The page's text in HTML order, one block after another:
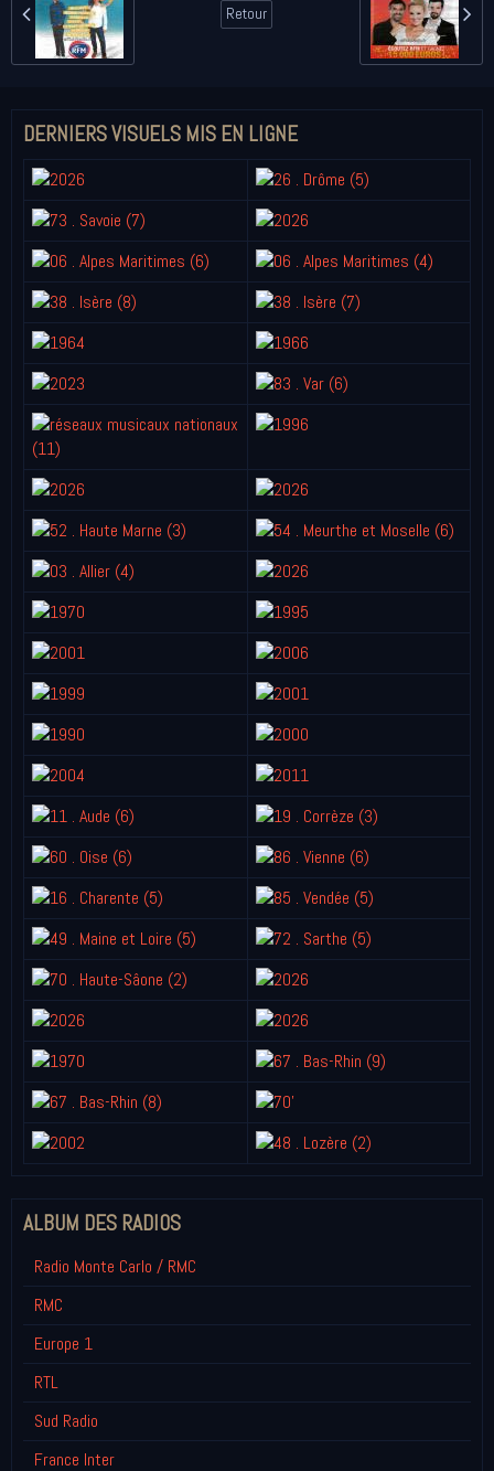
Retour
DERNIERS VISUELS MIS EN LIGNE
ALBUM DES RADIOS
Radio Monte Carlo / RMC
RMC
Europe 1
RTL
Sud Radio
France Inter